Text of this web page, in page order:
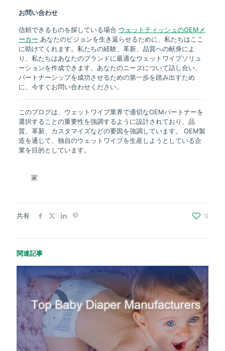
お問い合わせ
信頼できるものを探している場合 ウェットティッシュのOEMメ
ーカー あなたのビジョンを生き返らせるために、私たちはここ
に助けてくれます。私たちの経験、革新、品質への献身によ
り、私たちはあなたのブランドに最適なウェットワイプソリュ
ーションを作成できます。あなたのニーズについて話し合い、
パートナーシップを成功させるための第一歩を踏み出すため
に、今すぐお問い合わせください。
このブログは、ウェットワイプ業界で適切なOEMパートナーを
選択することの重要性を強調するように設計されており、品
質、革新、カスタマイズなどの要因を強調しています。 OEM製
造を通じて、独自のウェットワイプを生産しようとしている企
業を目的としています。
家
共有 0
関連記事